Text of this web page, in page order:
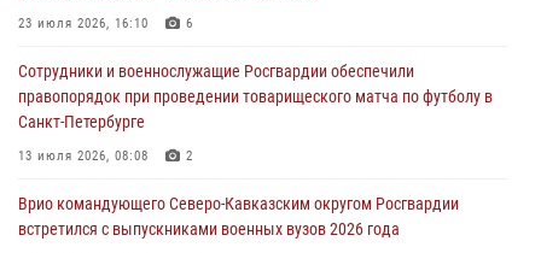
В Центральных регионах России продолжается ведомственная
09 августа 2026, 08:00
Лучшие футбольные команды Южного округа Росгвардии
определили на Кубани
В Кузбассе росгвардейцы помогли вернуть горожанке пропавшую
23 июля 2026, 16:10 6
Сотрудники и военнослужащие Росгвардии обеспечили
правопорядок при проведении товарищеского матча по футболу в
Санкт-Петербурге
13 июля 2026, 08:08 2
Врио командующего Северо-Кавказским округом Росгвардии
встретился с выпускниками военных вузов 2026 года